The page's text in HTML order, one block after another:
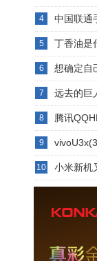
4 中国联通
5 丁香油是
6 想确定自
7 远去的
8 腾讯
9
10 小米新机